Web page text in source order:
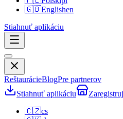
🇬🇧Englishen
Stiahnuť aplikáciu
ReštaurácieBlogPre partnerov
Stiahnuť aplikáciu
🇨🇿cs